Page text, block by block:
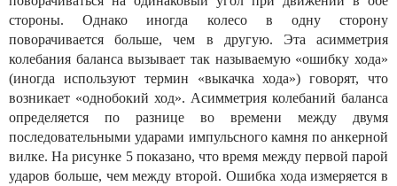
стороны. Однако иногда колесо в одну сторону
поворачивается больше, чем в другую. Эта асимметрия
колебания баланса вызывает так называемую «ошибку хода»
(иногда используют термин «выкачка хода») говорят, что
возникает «однобокий ход». Асимметрия колебаний баланса
определяется по разнице во времени между двумя
последовательными ударами импульсного камня по анкерной
вилке. На рисунке 5 показано, что время между первой парой
ударов больше, чем между второй. Ошибка хода измеряется в